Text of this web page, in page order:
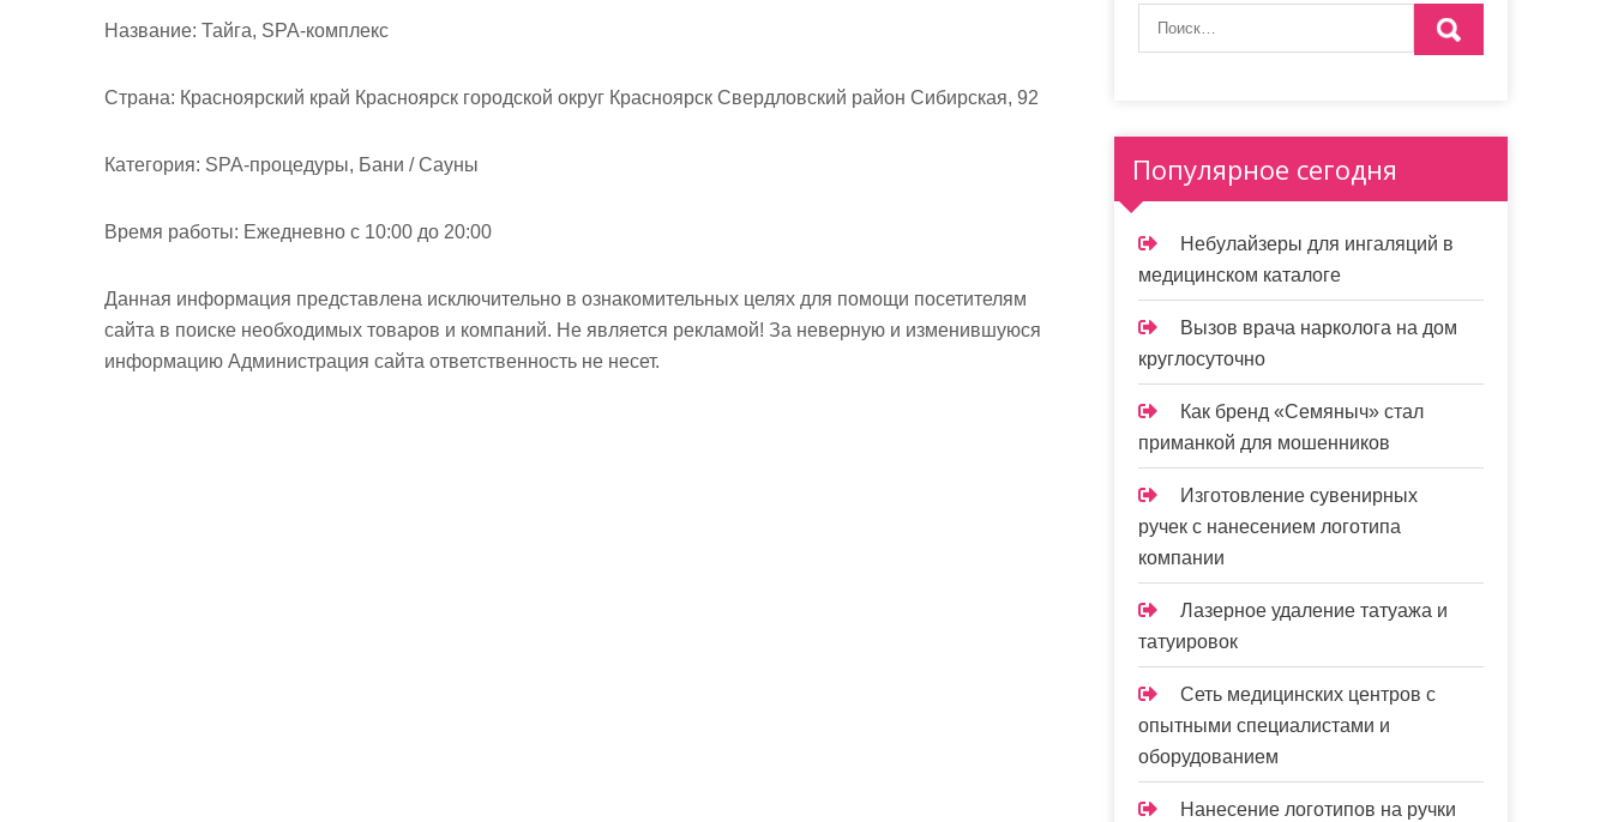
Название: Тайга, SPA-комплекс
Страна: Красноярский край Красноярск городской округ Красноярск Свердловский район Сибирская, 92
Категория: SPA-процедуры, Бани / Сауны
Время работы: Ежедневно с 10:00 до 20:00
Данная информация представлена исключительно в ознакомительных целях для помощи посетителям
сайта в поиске необходимых товаров и компаний. Не является рекламой! За неверную и изменившуюся
информацию Администрация сайта ответственность не несет.
Популярное сегодня
Небулайзеры для ингаляций в
медицинском каталоге
Вызов врача нарколога на дом
круглосуточно
Как бренд «Семяныч» стал
приманкой для мошенников
Изготовление сувенирных
ручек с нанесением логотипа
компании
Лазерное удаление татуажа и
татуировок
Сеть медицинских центров с
опытными специалистами и
оборудованием
Нанесение логотипов на ручки